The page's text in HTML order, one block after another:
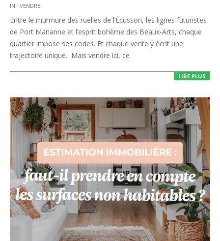
2025-
07-
04
IN: VENDRE
Entre le murmure des ruelles de l’Écusson, les lignes futuristes
de Port Marianne et l’esprit bohème des Beaux-Arts, chaque
quartier impose ses codes. Et chaque vente y écrit une
trajectoire unique. Mais vendre ici, ce
LIRE PLUS